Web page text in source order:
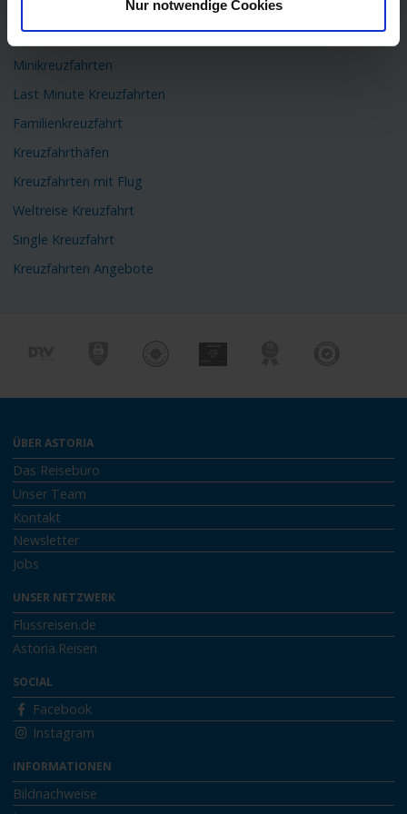
Nur notwendige Cookies
Kreuzfahrtschiffe
Minikreuzfahrten
Last Minute Kreuzfahrten
Familienkreuzfahrt
Kreuzfahrthäfen
Kreuzfahrten mit Flug
Weltreise Kreuzfahrt
Single Kreuzfahrt
Kreuzfahrten Angebote
ÜBER ASTORIA
Das Reisebüro
Unser Team
Kontakt
Newsletter
Jobs
UNSER NETZWERK
Flussreisen.de
Astoria.Reisen
SOCIAL
Facebook
Instagram
INFORMATIONEN
Bildnachweise